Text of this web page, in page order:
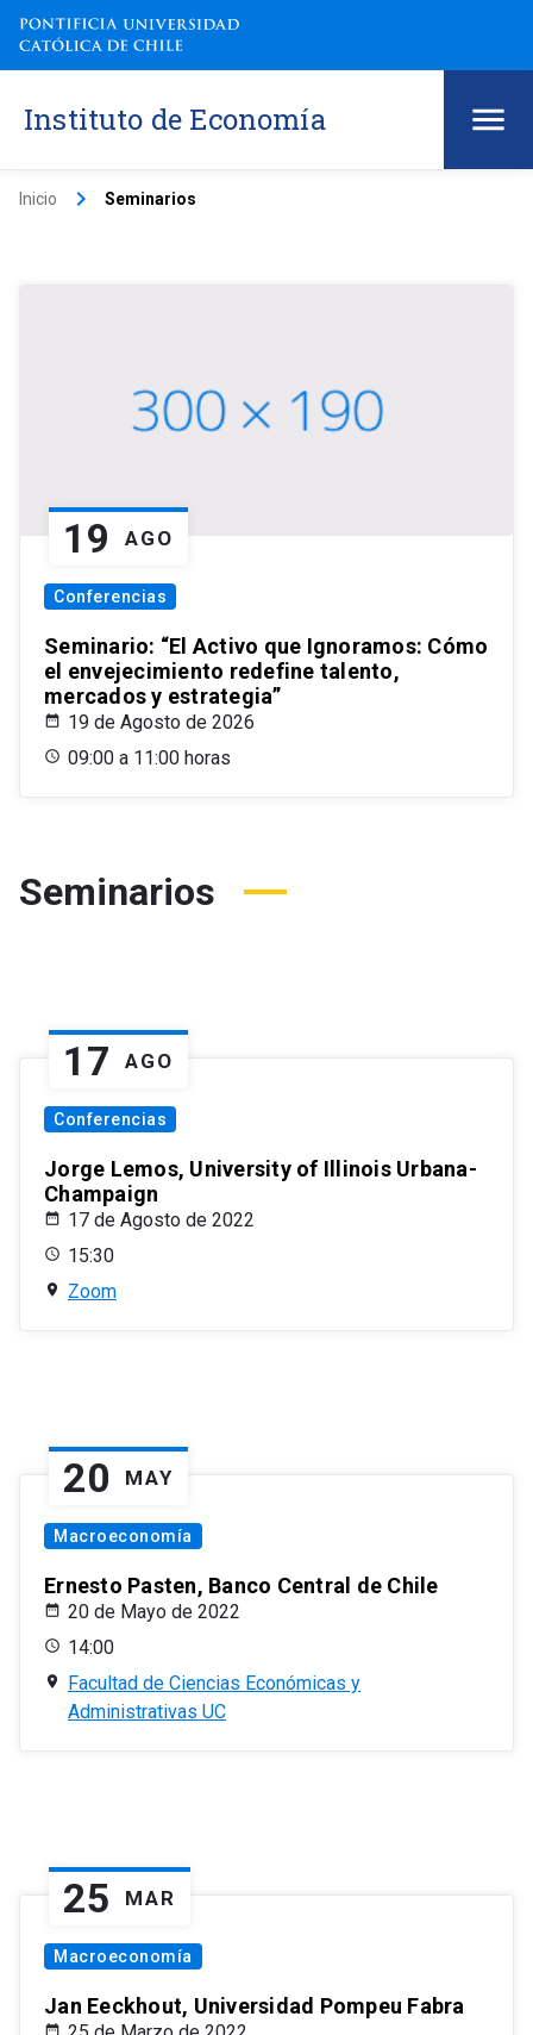
Instituto de Economía
Inicio keyboard_arrow_right Seminarios
19 AGO
Conferencias
Seminario: “El Activo que Ignoramos: Cómo
el envejecimiento redefine talento,
mercados y estrategia”
19 de Agosto de 2026
09:00 a 11:00 horas
Seminarios
17 AGO
Conferencias
Jorge Lemos, University of Illinois Urbana-
Champaign
17 de Agosto de 2022
15:30
Zoom
20 MAY
Macroeconomía
Ernesto Pasten, Banco Central de Chile
20 de Mayo de 2022
14:00
Facultad de Ciencias Económicas y
Administrativas UC
25 MAR
Macroeconomía
Jan Eeckhout, Universidad Pompeu Fabra